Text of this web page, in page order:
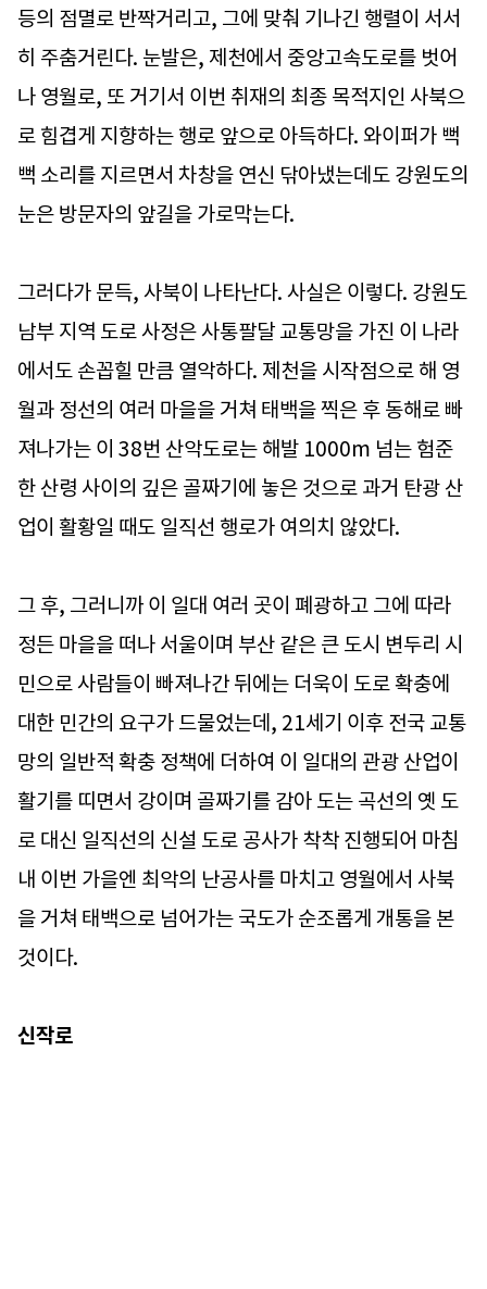
등의 점멸로 반짝거리고, 그에 맞춰 기나긴 행렬이 서서
히 주춤거린다. 눈발은, 제천에서 중앙고속도로를 벗어
나 영월로, 또 거기서 이번 취재의 최종 목적지인 사북으
로 힘겹게 지향하는 행로 앞으로 아득하다. 와이퍼가 뻑
뻑 소리를 지르면서 차창을 연신 닦아냈는데도 강원도의
눈은 방문자의 앞길을 가로막는다.
그러다가 문득, 사북이 나타난다. 사실은 이렇다. 강원도
남부 지역 도로 사정은 사통팔달 교통망을 가진 이 나라
에서도 손꼽힐 만큼 열악하다. 제천을 시작점으로 해 영
월과 정선의 여러 마을을 거쳐 태백을 찍은 후 동해로 빠
져나가는 이 38번 산악도로는 해발 1000m 넘는 험준
한 산령 사이의 깊은 골짜기에 놓은 것으로 과거 탄광 산
업이 활황일 때도 일직선 행로가 여의치 않았다.
그 후, 그러니까 이 일대 여러 곳이 폐광하고 그에 따라
정든 마을을 떠나 서울이며 부산 같은 큰 도시 변두리 시
민으로 사람들이 빠져나간 뒤에는 더욱이 도로 확충에
대한 민간의 요구가 드물었는데, 21세기 이후 전국 교통
망의 일반적 확충 정책에 더하여 이 일대의 관광 산업이
활기를 띠면서 강이며 골짜기를 감아 도는 곡선의 옛 도
로 대신 일직선의 신설 도로 공사가 착착 진행되어 마침
내 이번 가을엔 최악의 난공사를 마치고 영월에서 사북
을 거쳐 태백으로 넘어가는 국도가 순조롭게 개통을 본
것이다.
신작로